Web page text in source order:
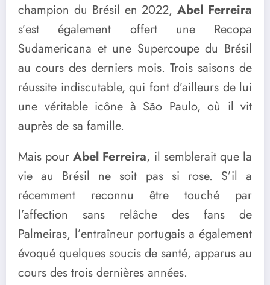
champion du Brésil en 2022,Abel Ferreira
s’est également offert une Recopa
Sudamericana et une Supercoupe du Brésil
au cours des derniers mois. Trois saisons de
réussite indiscutable, qui font d’ailleurs de lui
une véritable icône à São Paulo, où il vit
auprès de sa famille.
Mais pourAbel Ferreira, il semblerait que la
vie au Brésil ne soit pas si rose. S’il a
récemment reconnu être touché par
l’affection sans relâche des fans de
Palmeiras, l’entraîneur portugais a également
évoqué quelques soucis de santé, apparus au
cours des trois dernières années.